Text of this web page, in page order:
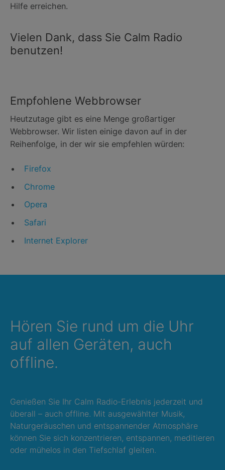
Hilfe erreichen.
Vielen Dank, dass Sie Calm Radio
benutzen!
Empfohlene Webbrowser
Heutzutage gibt es eine Menge großartiger
Webbrowser. Wir listen einige davon auf in der
Reihenfolge, in der wir sie empfehlen würden:
Firefox
Chrome
Opera
Safari
Internet Explorer
Hören Sie rund um die Uhr
auf allen Geräten, auch
offline.
Genießen Sie Ihr Calm Radio-Erlebnis jederzeit und
überall – auch offline. Mit ausgewählter Musik,
Naturgeräuschen und entspannender Atmosphäre
können Sie sich konzentrieren, entspannen, meditieren
oder mühelos in den Tiefschlaf gleiten.